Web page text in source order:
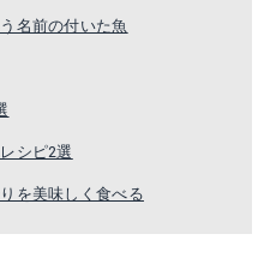
名前の付いた魚
シピ2選
を美味しく食べる